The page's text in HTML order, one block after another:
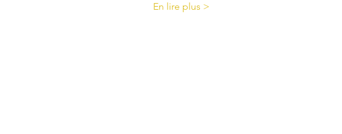
En lire plus >